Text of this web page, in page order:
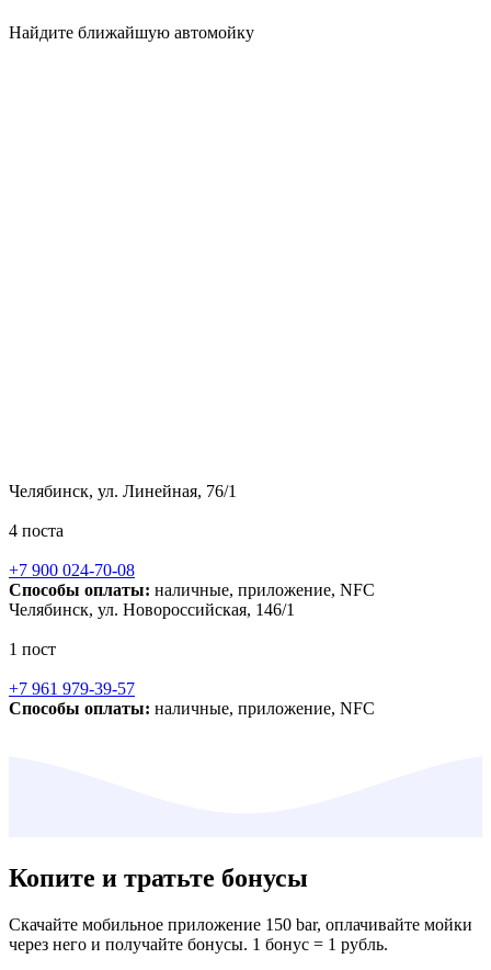
Найдите ближайшую автомойку
Челябинск, ул. Линейная, 76/1
4 поста
+7 900 024-70-08
Способы оплаты: наличные, приложение, NFC
Челябинск, ул. Новороссийская, 146/1
1 пост
+7 961 979-39-57
Способы оплаты: наличные, приложение, NFC
Копите и тратьте бонусы
Скачайте мобильное приложение 150 bar, оплачивайте мойки
через него и получайте бонусы. 1 бонус = 1 рубль.